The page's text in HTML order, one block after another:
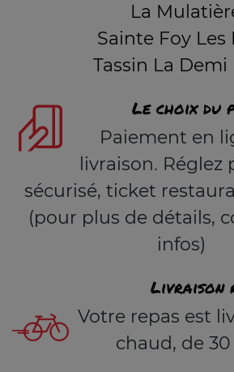
La
Sainte Foy Les
Tassin La Demi
Le choix du
Paiement en
livraison.
sécurisé, ticket
(pour plus de détails,
infos)
Livraison
Votre repas est
chaud, de